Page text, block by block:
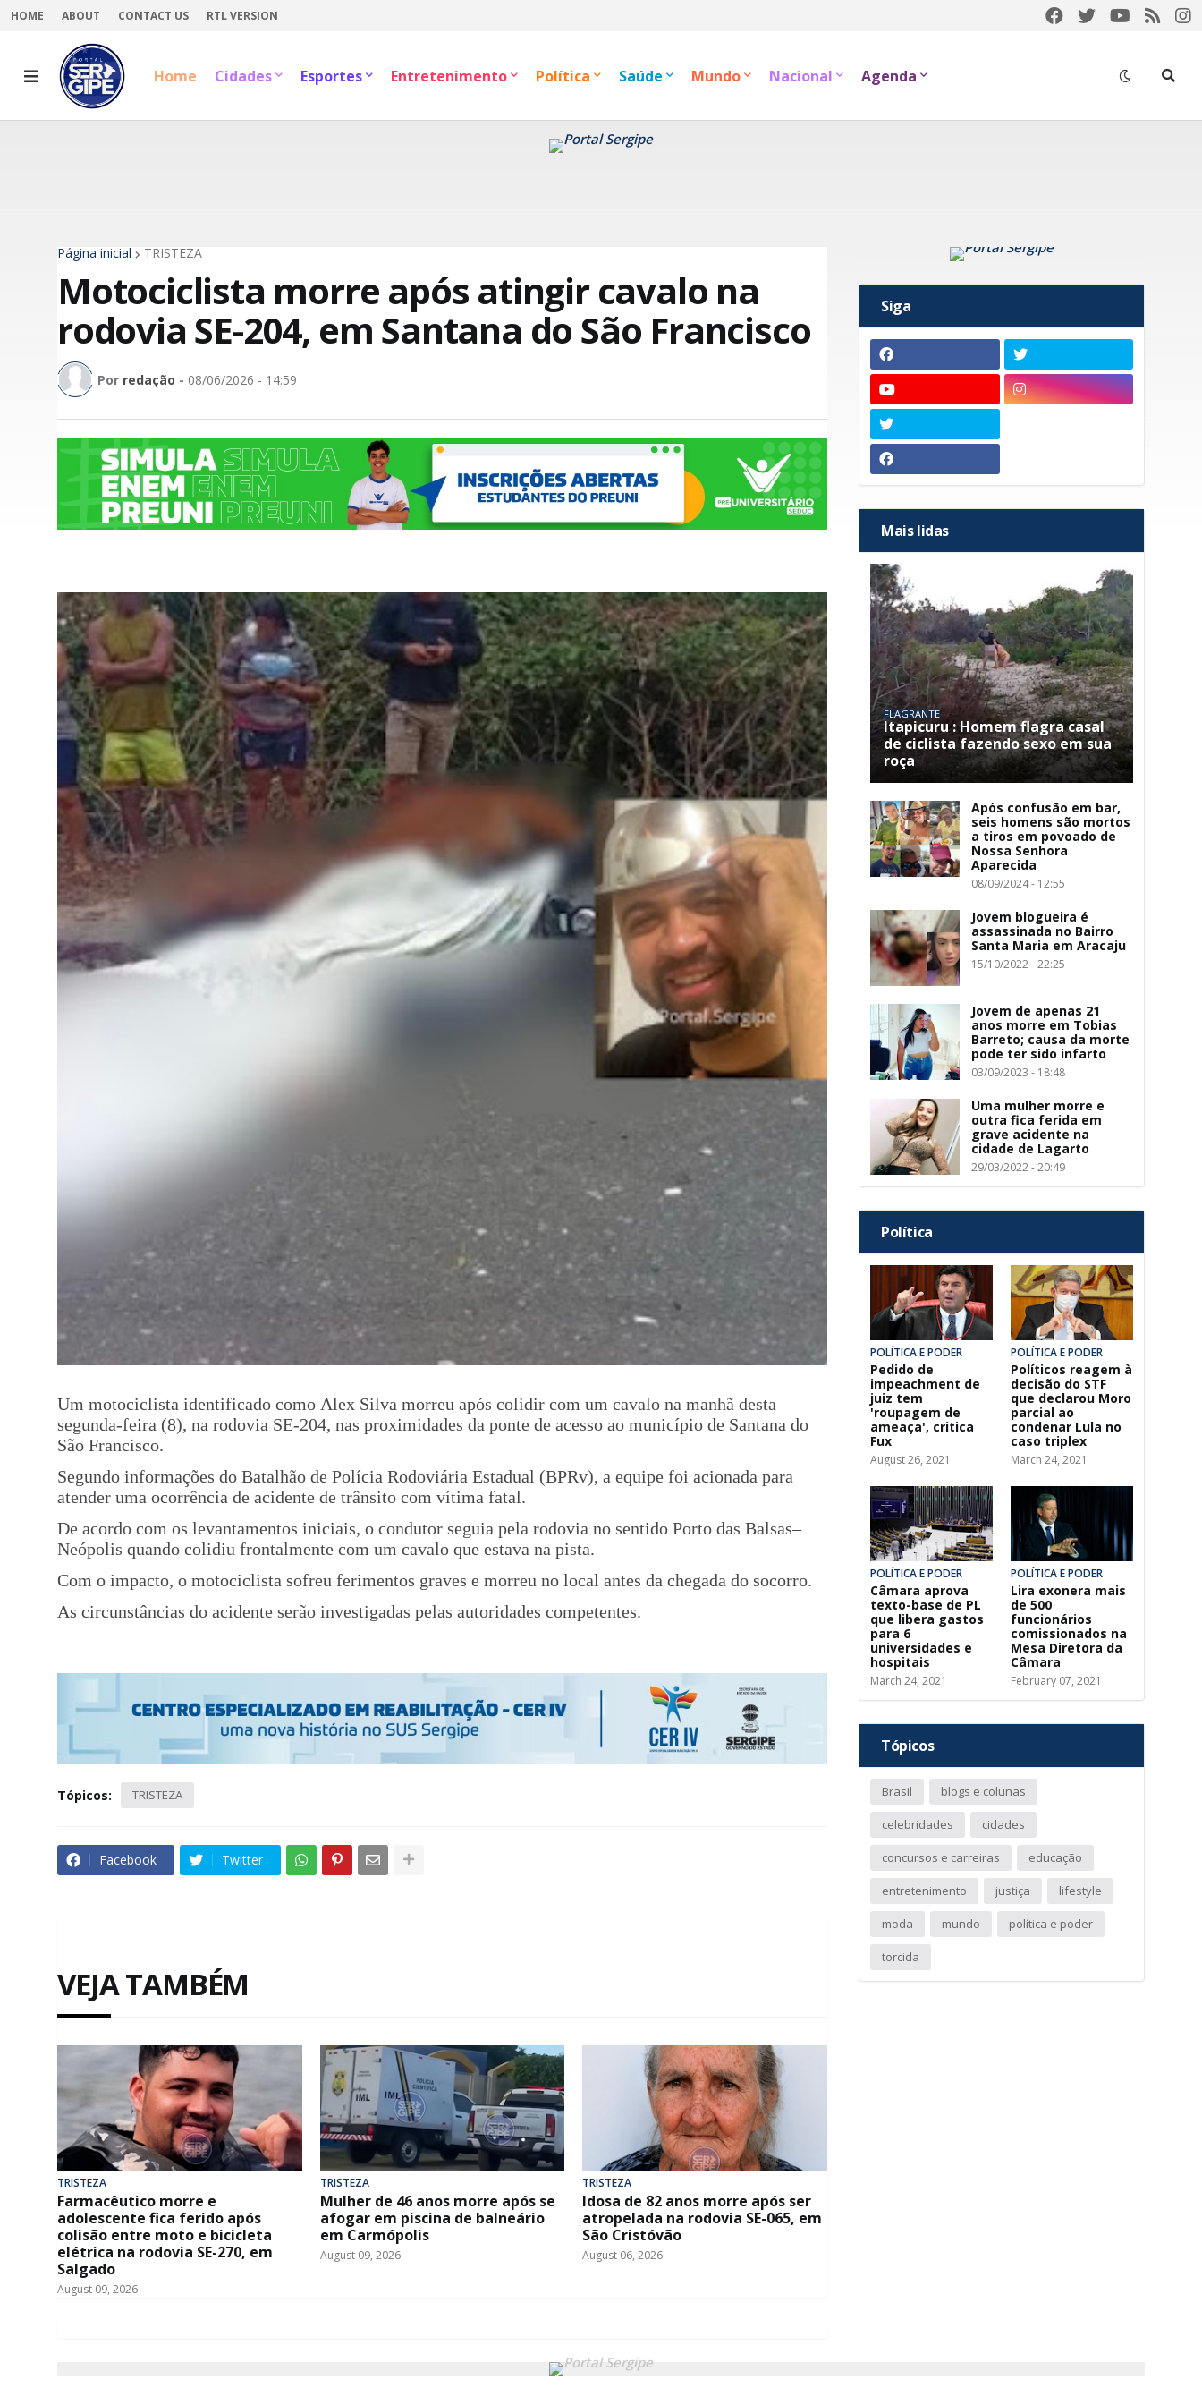
HOME ABOUT CONTACT US RTL VERSION
Home Cidades Esportes Entretenimento Política Saúde Mundo Nacional Agenda
Página inicial TRISTEZA
Motociclista morre após atingir cavalo na
rodovia SE-204, em Santana do São Francisco
Por redação - 08/06/2026 - 14:59
Um motociclista identificado como Alex Silva morreu após colidir com um cavalo na manhã desta
segunda-feira (8), na rodovia SE-204, nas proximidades da ponte de acesso ao município de Santana do
São Francisco.
Segundo informações do Batalhão de Polícia Rodoviária Estadual (BPRv), a equipe foi acionada para
atender uma ocorrência de acidente de trânsito com vítima fatal.
De acordo com os levantamentos iniciais, o condutor seguia pela rodovia no sentido Porto das Balsas–
Neópolis quando colidiu frontalmente com um cavalo que estava na pista.
Com o impacto, o motociclista sofreu ferimentos graves e morreu no local antes da chegada do socorro.
As circunstâncias do acidente serão investigadas pelas autoridades competentes.
Tópicos: TRISTEZA
Facebook Twitter
VEJA TAMBÉM
TRISTEZA
Farmacêutico morre e
adolescente fica ferido após
colisão entre moto e bicicleta
elétrica na rodovia SE-270, em
Salgado
August 09, 2026
TRISTEZA
Mulher de 46 anos morre após se
afogar em piscina de balneário
em Carmópolis
August 09, 2026
TRISTEZA
Idosa de 82 anos morre após ser
atropelada na rodovia SE-065, em
São Cristóvão
August 06, 2026
Siga
Mais lidas
FLAGRANTE
Itapicuru : Homem flagra casal
de ciclista fazendo sexo em sua
roça
Após confusão em bar,
seis homens são mortos
a tiros em povoado de
Nossa Senhora
Aparecida
08/09/2024 - 12:55
Jovem blogueira é
assassinada no Bairro
Santa Maria em Aracaju
15/10/2022 - 22:25
Jovem de apenas 21
anos morre em Tobias
Barreto; causa da morte
pode ter sido infarto
03/09/2023 - 18:48
Uma mulher morre e
outra fica ferida em
grave acidente na
cidade de Lagarto
29/03/2022 - 20:49
Política
POLÍTICA E PODER
Pedido de
impeachment de
juiz tem
'roupagem de
ameaça', critica
Fux
August 26, 2021
POLÍTICA E PODER
Políticos reagem à
decisão do STF
que declarou Moro
parcial ao
condenar Lula no
caso triplex
March 24, 2021
POLÍTICA E PODER
Câmara aprova
texto-base de PL
que libera gastos
para 6
universidades e
hospitais
March 24, 2021
POLÍTICA E PODER
Lira exonera mais
de 500
funcionários
comissionados na
Mesa Diretora da
Câmara
February 07, 2021
Tópicos
Brasil blogs e colunas
celebridades cidades
concursos e carreiras educação
entretenimento justiça lifestyle
moda mundo política e poder
torcida